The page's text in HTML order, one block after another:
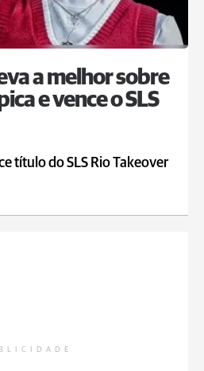
a melhor sobre
e vence o SLS
título do SLS Rio Takeover